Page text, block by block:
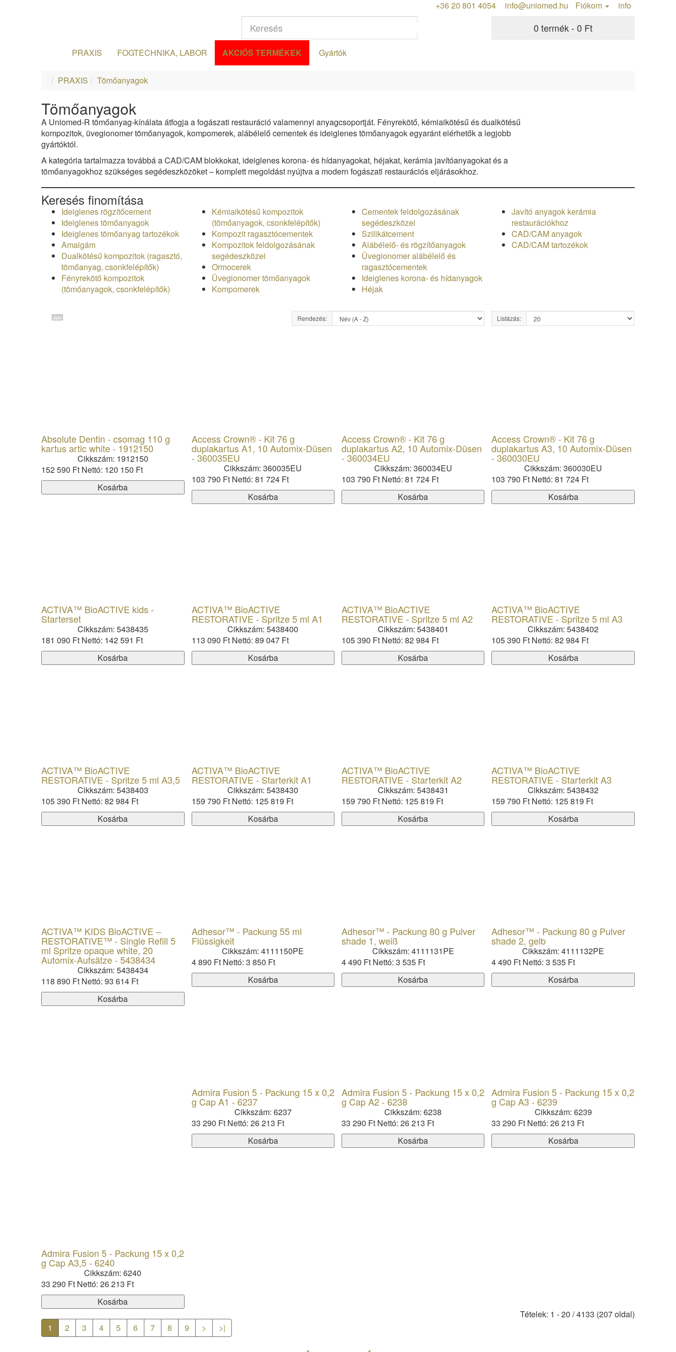
+36 20 801 4054 info@uniomed.hu Fiókom info
0 termék - 0 Ft
PRAXIS FOGTECHNIKA, LABOR AKCIÓS TERMÉKEK Gyártók
PRAXIS Tömőanyagok
Tömőanyagok
A Uniomed-R tömőanyag-kínálata átfogja a fogászati restauráció valamennyi anyagcsoportját. Fényrekötő, kémiaikötésű és dualkötésű
kompozitok, üvegionomer tömőanyagok, kompomerek, alábélelő cementek és ideiglenes tömőanyagok egyaránt elérhetők a legjobb
gyártóktól.
A kategória tartalmazza továbbá a CAD/CAM blokkokat, ideiglenes korona- és hídanyagokat, héjakat, kerámia javítóanyagokat és a
tömőanyagokhoz szükséges segédeszközöket – komplett megoldást nyújtva a modern fogászati restaurációs eljárásokhoz.
Keresés finomítása
Ideiglenes rögzítőcement
Ideiglenes tömőanyagok
Ideiglenes tömőanyag tartozékok
Amalgám
Dualkötésű kompozitok (ragasztó,
tömőanyag, csonkfelépítők)
Fényrekötő kompozitok
(tömőanyagok, csonkfelépítők)
Kémiaikötésű kompozitok
(tömőanyagok, csonkfelépítők)
Kompozit ragasztócementek
Kompozitok feldolgozásának
segédeszközei
Ormocerek
Üvegionomer tömőanyagok
Kompomerek
Cementek feldolgozásának
segédeszközei
Szilikátcement
Alábélelő- és rögzítőanyagok
Üvegionomer alábélelő és
ragasztócementek
Ideiglenes korona- és hídanyagok
Héjak
Javító anyagok kerámia
restaurációkhoz
CAD/CAM anyagok
CAD/CAM tartozékok
Rendezés: Listázás:
Absolute Dentin - csomag 110 g
kartus artic white - 1912150
Cikkszám: 1912150
152 590 Ft Nettó: 120 150 Ft
Kosárba
Access Crown® - Kit 76 g
duplakartus A1, 10 Automix-Düsen
- 360035EU
Cikkszám: 360035EU
103 790 Ft Nettó: 81 724 Ft
Kosárba
Access Crown® - Kit 76 g
duplakartus A2, 10 Automix-Düsen
- 360034EU
Cikkszám: 360034EU
103 790 Ft Nettó: 81 724 Ft
Kosárba
Access Crown® - Kit 76 g
duplakartus A3, 10 Automix-Düsen
- 360030EU
Cikkszám: 360030EU
103 790 Ft Nettó: 81 724 Ft
Kosárba
ACTIVA™ BioACTIVE kids -
Starterset
Cikkszám: 5438435
181 090 Ft Nettó: 142 591 Ft
Kosárba
ACTIVA™ BioACTIVE
RESTORATIVE - Spritze 5 ml A1
Cikkszám: 5438400
113 090 Ft Nettó: 89 047 Ft
Kosárba
ACTIVA™ BioACTIVE
RESTORATIVE - Spritze 5 ml A2
Cikkszám: 5438401
105 390 Ft Nettó: 82 984 Ft
Kosárba
ACTIVA™ BioACTIVE
RESTORATIVE - Spritze 5 ml A3
Cikkszám: 5438402
105 390 Ft Nettó: 82 984 Ft
Kosárba
ACTIVA™ BioACTIVE
RESTORATIVE - Spritze 5 ml A3,5
Cikkszám: 5438403
105 390 Ft Nettó: 82 984 Ft
Kosárba
ACTIVA™ BioACTIVE
RESTORATIVE - Starterkit A1
Cikkszám: 5438430
159 790 Ft Nettó: 125 819 Ft
Kosárba
ACTIVA™ BioACTIVE
RESTORATIVE - Starterkit A2
Cikkszám: 5438431
159 790 Ft Nettó: 125 819 Ft
Kosárba
ACTIVA™ BioACTIVE
RESTORATIVE - Starterkit A3
Cikkszám: 5438432
159 790 Ft Nettó: 125 819 Ft
Kosárba
ACTIVA™ KIDS BioACTIVE –
RESTORATIVE™ - Single Refill 5
ml Spritze opaque white, 20
Automix-Aufsätze - 5438434
Cikkszám: 5438434
118 890 Ft Nettó: 93 614 Ft
Kosárba
Adhesor™ - Packung 55 ml
Flüssigkeit
Cikkszám: 4111150PE
4 890 Ft Nettó: 3 850 Ft
Kosárba
Adhesor™ - Packung 80 g Pulver
shade 1, weiß
Cikkszám: 4111131PE
4 490 Ft Nettó: 3 535 Ft
Kosárba
Adhesor™ - Packung 80 g Pulver
shade 2, gelb
Cikkszám: 4111132PE
4 490 Ft Nettó: 3 535 Ft
Kosárba
Admira Fusion 5 - Packung 15 x 0,2
g Cap A1 - 6237
Cikkszám: 6237
33 290 Ft Nettó: 26 213 Ft
Kosárba
Admira Fusion 5 - Packung 15 x 0,2
g Cap A2 - 6238
Cikkszám: 6238
33 290 Ft Nettó: 26 213 Ft
Kosárba
Admira Fusion 5 - Packung 15 x 0,2
g Cap A3 - 6239
Cikkszám: 6239
33 290 Ft Nettó: 26 213 Ft
Kosárba
Admira Fusion 5 - Packung 15 x 0,2
g Cap A3,5 - 6240
Cikkszám: 6240
33 290 Ft Nettó: 26 213 Ft
Kosárba
1 2 3 4 5 6 7 8 9 > >|
Tételek: 1 - 20 / 4133 (207 oldal)